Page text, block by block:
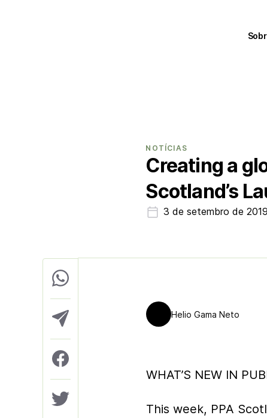
NOTÍCIAS
Creating a
Scotland’s
3 de setembro de 2019
Helio Gama Neto
WHAT’S NEW IN
This week, PPA